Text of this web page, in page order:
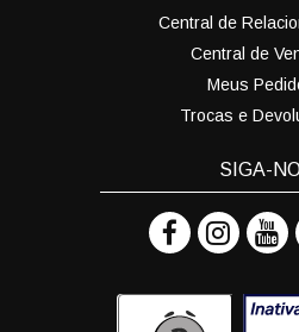
Central de
Central de
Meus
Trocas e
SIGA-